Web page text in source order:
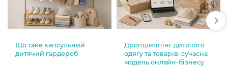
Що таке капсульний
дитячий гардероб
Дропшиппінг дитячого
одягу та товарів: сучасна
модель онлайн-бізнесу